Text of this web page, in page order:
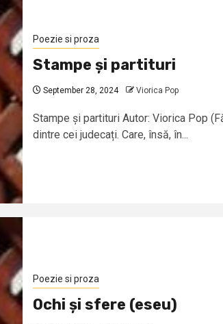
Poezie si proza
Stampe și partituri
September 28, 2024 Viorica Pop
Stampe și partituri Autor: Viorica Pop
dintre cei judecați. Care, însă, în...
Poezie si proza
Ochi și sfere (eseu)